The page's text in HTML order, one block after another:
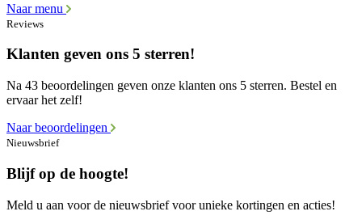
Naar menu
Reviews
Klanten geven ons 5 sterren!
Na 43 beoordelingen geven onze klanten ons 5 sterren. Bestel en
ervaar het zelf!
Naar beoordelingen
Nieuwsbrief
Blijf op de hoogte!
Meld u aan voor de nieuwsbrief voor unieke kortingen en acties!